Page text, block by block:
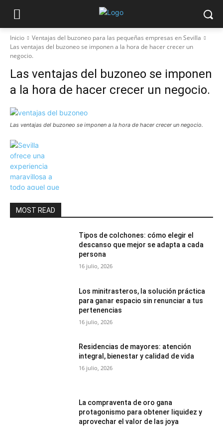
Inicio
Ventajas del buzoneo para las pequeñas empresas en Sevilla
Las ventajas del buzoneo se imponen a la hora de hacer crecer un
negocio.
Las ventajas del buzoneo se imponen
a la hora de hacer crecer un negocio.
Las ventajas del buzoneo se imponen a la hora de hacer crecer un negocio.
MOST READ
Tipos de colchones: cómo elegir el
descanso que mejor se adapta a cada
persona
16 julio, 2026
Los minitrasteros, la solución práctica
para ganar espacio sin renunciar a tus
pertenencias
16 julio, 2026
Residencias de mayores: atención
integral, bienestar y calidad de vida
16 julio, 2026
La compraventa de oro gana
protagonismo para obtener liquidez y
aprovechar el valor de las joya